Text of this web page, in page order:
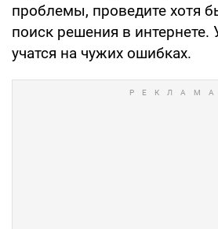
проблемы, проведите хотя
поиск решения в
учатся на чужих ошибках.